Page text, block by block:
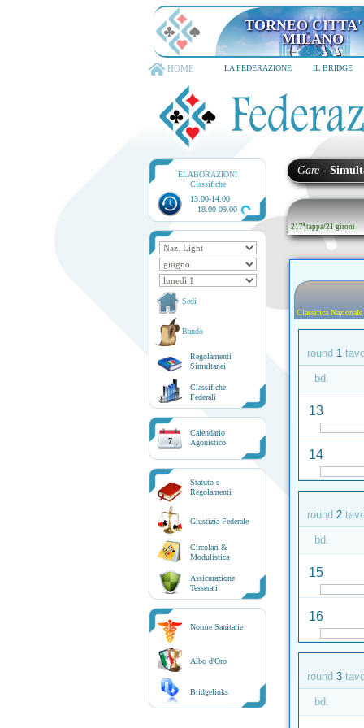
TORNEO CITTA'
6-8 dicembre
HOME LA FEDERAZIONE IL BRIDGE
ELABORAZIONI
Classifiche
13.00-14.00
18.00-09.00
Sedi
Bando
Regolamenti
Simultanei
Classifiche
Federali
7
Calendario
Agonistico
Statuto e
Regolamenti
Giustizia Federale
Circolari &
Modulistica
Assicurazione
Tesserati
Norme Sanitarie
Albo d'Oro
Bridgelinks
Gare -
217ª tappa/21 gironi
Classifica Nazionale
round 1
bd.
13
14
round 2
bd.
15
16
round 3
bd.